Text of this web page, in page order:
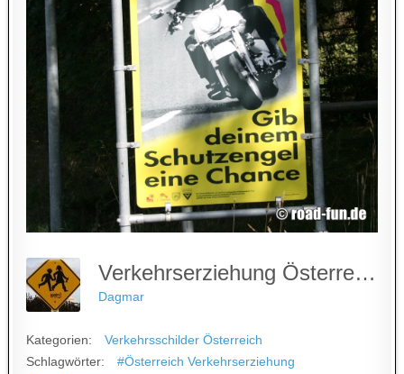
Verkehrserziehung Österreich
Dagmar
Kategorien:
Verkehrsschilder Österreich
Schlagwörter:
#Österreich Verkehrserziehung